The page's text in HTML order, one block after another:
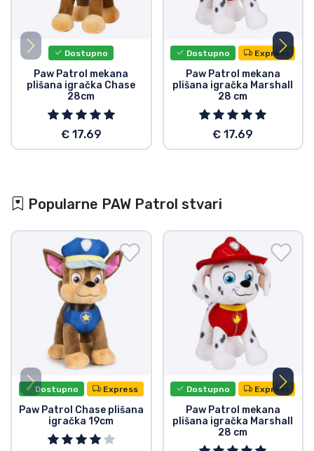
Dostupno
Paw Patrol mekana
plišana igračka Chase
28cm
€ 17.69
Dostupno Express
Paw Patrol mekana
plišana igračka Marshall
28 cm
€ 17.69
Popularne PAW Patrol stvari
Dostupno Express
Paw Patrol Chase plišana
igračka 19cm
Dostupno Express
Paw Patrol mekana
plišana igračka Marshall
28 cm